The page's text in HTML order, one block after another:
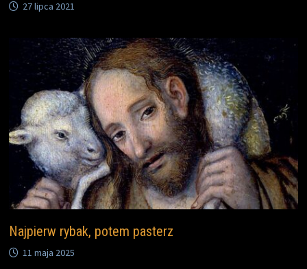
27 lipca 2021
Najpierw rybak, potem pasterz
11 maja 2025